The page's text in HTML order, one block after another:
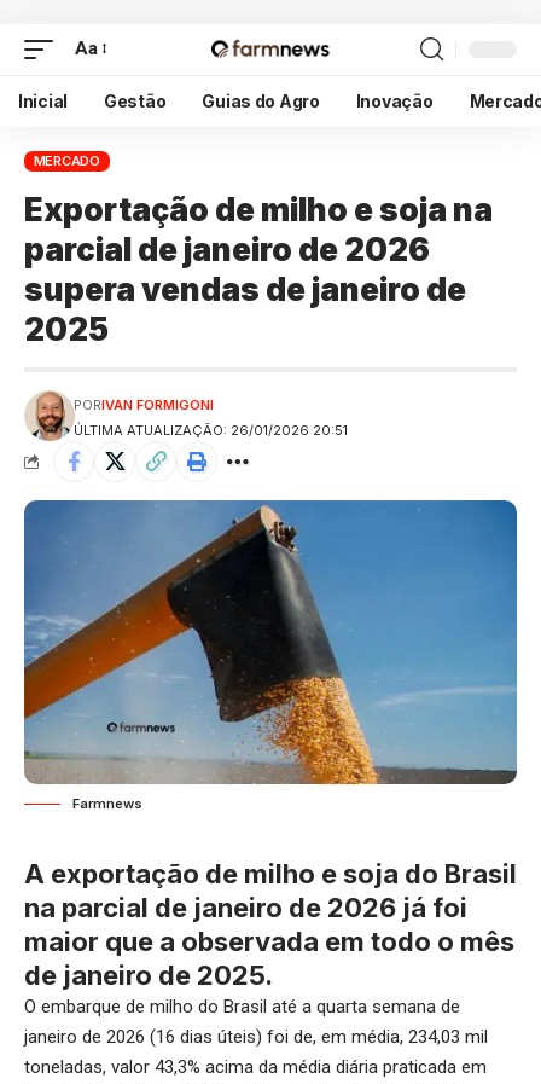
Aa
Inicial Gestão Guias do Agro Inovação
MERCADO
Exportação de milho e soja na
parcial de janeiro de 2026
supera vendas de janeiro de
2025
ÚLTIMA ATUALIZAÇÃO: 26/01/2026 20:51
PORIVAN FORMIGONI
Farmnews
A exportação de milho e soja do Brasil
na parcial de janeiro de 2026 já foi
maior que a observada em todo o mês
de janeiro de 2025.
O embarque de milho do Brasil até a quarta semana de
janeiro de 2026 (16 dias úteis) foi de, em média, 234,03 mil
toneladas, valor 43,3% acima da média diária praticada em